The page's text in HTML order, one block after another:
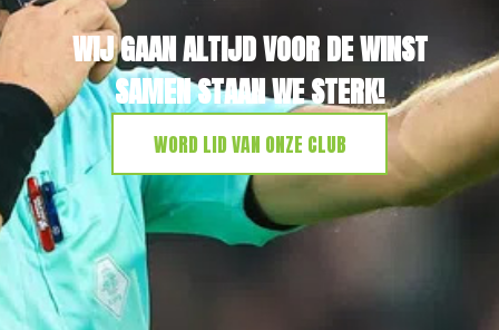
WIJ GAAN ALTIJD VOOR DE WINST
SAMEN STAAN WE STERK!
WORD LID VAN ONZE CLUB